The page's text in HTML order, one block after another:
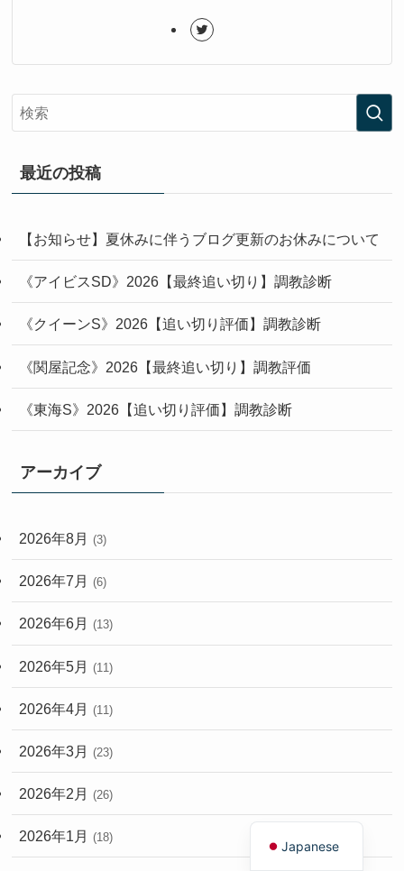
最近の投稿
【お知らせ】夏休みに伴うブログ更新のお休みについて
《アイビスSD》2026【最終追い切り】調教診断
《クイーンS》2026【追い切り評価】調教診断
《関屋記念》2026【最終追い切り】調教評価
《東海S》2026【追い切り評価】調教診断
アーカイブ
2026年8月 (3)
2026年7月 (6)
2026年6月 (13)
2026年5月 (11)
2026年4月 (11)
2026年3月 (23)
2026年2月 (26)
2026年1月 (18)
Japanese
English